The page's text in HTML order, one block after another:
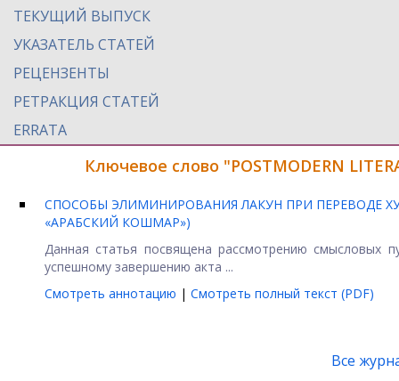
ТЕКУЩИЙ ВЫПУСК
УКАЗАТЕЛЬ СТАТЕЙ
РЕЦЕНЗЕНТЫ
РЕТРАКЦИЯ СТАТЕЙ
ERRATA
Ключевое слово "POSTMODERN
СПОСОБЫ ЭЛИМИНИРОВАНИЯ ЛАКУН ПРИ ПЕРЕВОДЕ
«АРАБСКИЙ КОШМАР»)
Данная статья посвящена рассмотрению смысловых
успешному завершению акта ...
Смотреть аннотацию | Смотреть полный текст (PDF)
Все